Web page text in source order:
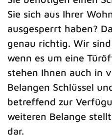
Sie sich aus Ihrer
ausgesperrt haben?
genau richtig. Wir
wenn es um eine
stehen Ihnen auch in
Belangen Schlüssel
betreffend zur
weiteren Belange
dar.